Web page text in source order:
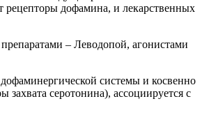
рецепторы дофамина, и лекарственных
– Леводопой, агонистами
системы и косвенно
серотонина), ассоциируется с